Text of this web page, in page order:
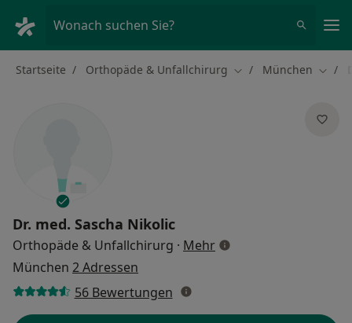
Wonach suchen Sie?
Startseite Orthopäde & Unfallchirurg Stadt ändern
München Stadt
Dr. med. Sascha Nikolic
Orthopäde & Unfallchirurg · Mehrüber Spezialisierungen
München 2 Adressen
56 Bewertungen